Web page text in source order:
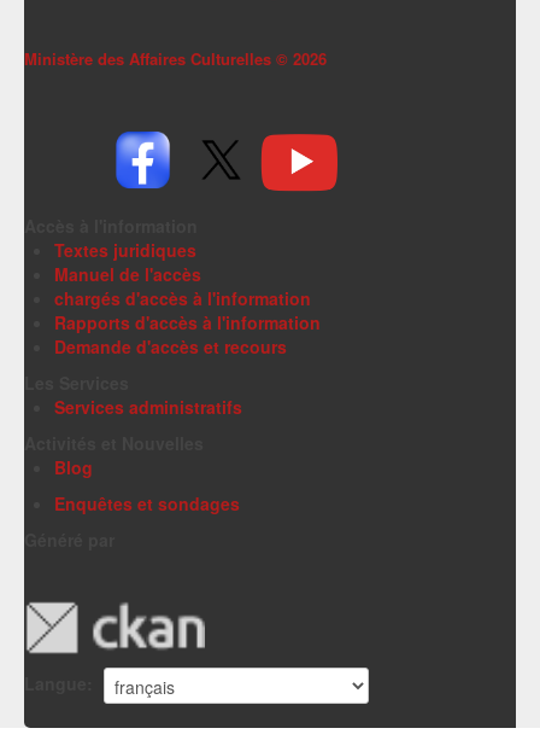
Ministère des Affaires Culturelles © 2026
Textes juridiques
Manuel de l'accès
chargés d'accès à l'information
Rapports d'accès à l'information
Demande d'accès et recours
Services administratifs
Blog
Enquêtes et sondages